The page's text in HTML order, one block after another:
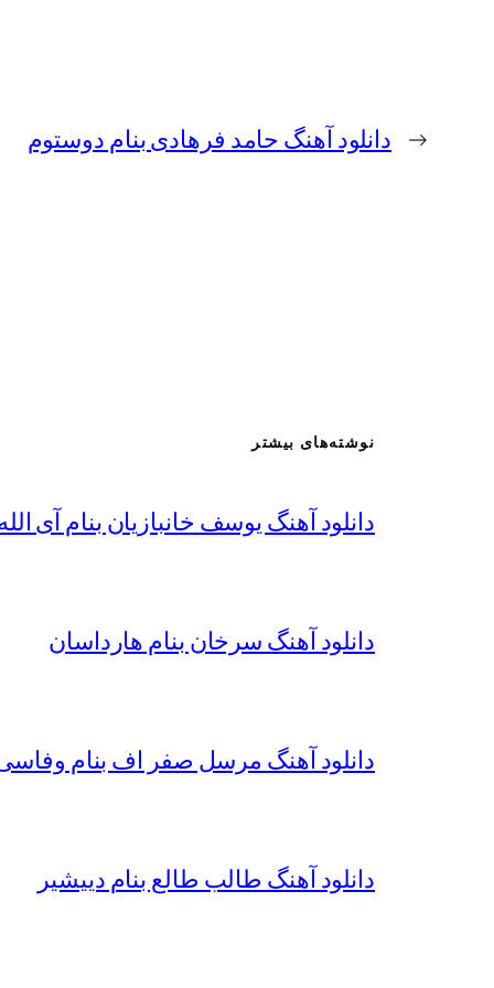
← دانلود آهنگ حامد فرهادی بنام دوستوم
نوشته‌های بیشتر
دانلود آهنگ یوسف خانبازیان بنام آی
دانلود آهنگ سرخان بنام هارداسان
دانلود آهنگ مرسل صفر اف بنام
دانلود آهنگ طالب طالع بنام دییشیر